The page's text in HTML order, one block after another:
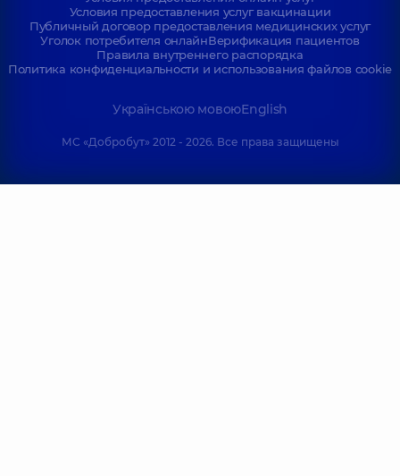
Условия предоставления услуг вакцинации
Публичный договор предоставления медицинских услуг
Уголок потребителя онлайнВерификация пациентов
Правила внутреннего распорядка
Политика конфиденциальности и использования файлов cookie
Українською мовоюEnglish
МС «Добробут» 2012 - 2026. Все права защищены